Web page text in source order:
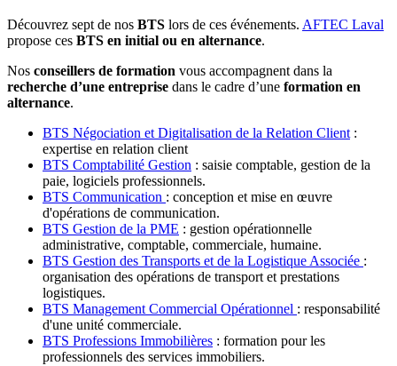
Découvrez sept de nos BTS lors de ces événements. AFTEC Laval
propose ces BTS en initial ou en alternance.
Nos conseillers de formation vous accompagnent dans la
recherche d’une entreprise dans le cadre d’une formation en
alternance.
BTS Négociation et Digitalisation de la Relation Client :
expertise en relation client
BTS Comptabilité Gestion : saisie comptable, gestion de la
paie, logiciels professionnels.
BTS Communication : conception et mise en œuvre
d'opérations de communication.
BTS Gestion de la PME : gestion opérationnelle
administrative, comptable, commerciale, humaine.
BTS Gestion des Transports et de la Logistique Associée :
organisation des opérations de transport et prestations
logistiques.
BTS Management Commercial Opérationnel : responsabilité
d'une unité commerciale.
BTS Professions Immobilières : formation pour les
professionnels des services immobiliers.